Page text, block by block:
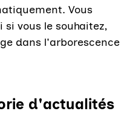
Vous
vous le souhaitez,
dans l'arborescence
d'actualités